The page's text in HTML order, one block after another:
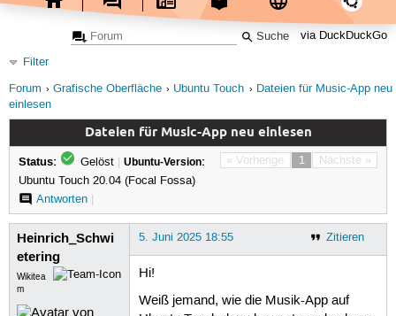
via DuckDuckGo
Filter
Forum
Grafische Oberfläche Ubuntu Touch
Dateien für Music-App neu
einlesen
Dateien für Music-App neu einlesen
« Vorherige 1 Nächste »
Status: Gelöst | Ubuntu-Version:
Ubuntu Touch 20.04 (Focal Fossa)
Antworten|
Heinrich_Schwi
etering
Wikitea
m
Zitieren
5. Juni 2025 18:55
Hi!
Weiß jemand, wie die Musik-App auf